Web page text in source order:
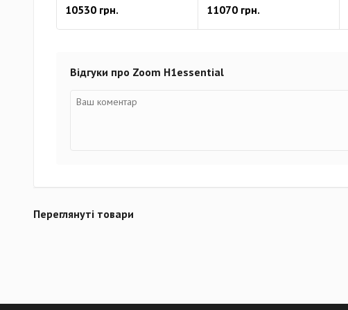
10530 грн. 11070 грн.
Відгуки про Zoom H1essential
Переглянуті товари